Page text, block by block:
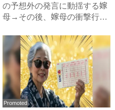
の予想外の発言に動揺する嫁
母→その後、嫁母の衝撃行動
Promoted